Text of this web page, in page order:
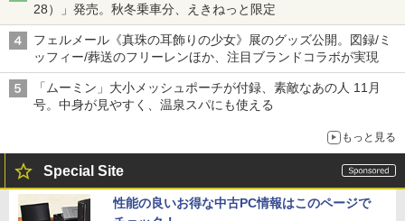
28）」発売。秋冬乗車分、えきねっと限定
フェルメール《真珠の耳飾りの少女》展のグッズ公開。図録/ミ
ッフィー/葬送のフリーレンほか、注目ブランドコラボが実現
「ムーミン」大小メッシュポーチが付録、素敵なあの人 11月
号。中身が見やすく、温泉スパにも使える
もっと見る
Special Site
性能の良いお得な中古PC情報はこのページで